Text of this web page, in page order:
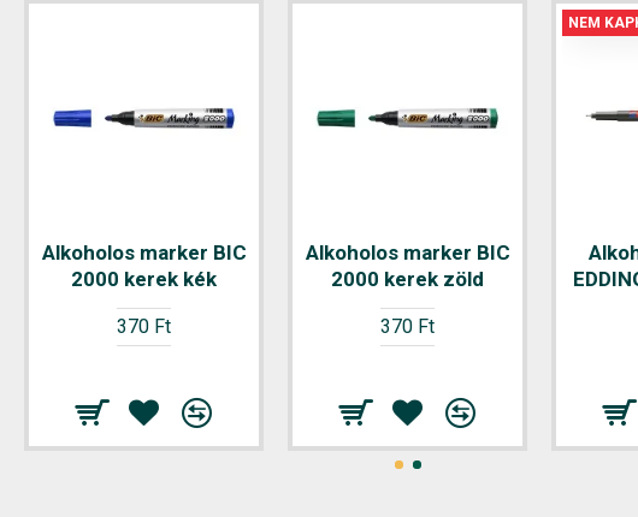
Alkoholos marker BIC
2000 kerek kék
370 Ft
Alkoholos marker BIC
2000 kerek zöld
370 Ft
NEM